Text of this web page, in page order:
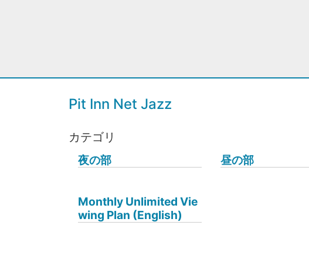
Pit Inn Net Jazz
カテゴリ
夜の部
昼の部
Monthly Unlimited Vie
wing Plan (English)